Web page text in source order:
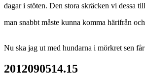
dagar i stöten. Den stora skräcken vi dessa
man snabbt måste kunna komma härifrån
Nu ska jag ut med hundarna i mörkret sen
2012090514.15